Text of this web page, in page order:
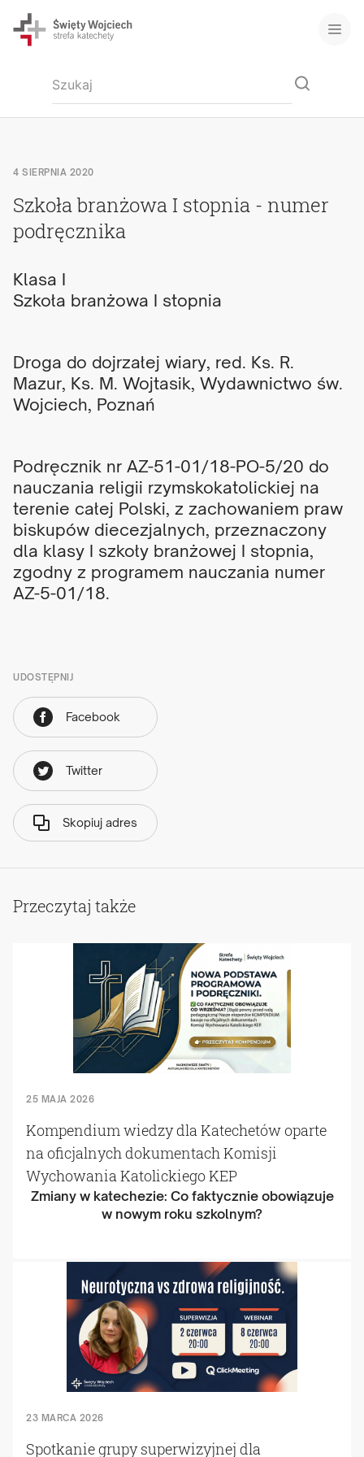
4 SIERPNIA 2020
Szkoła branżowa I stopnia - numer
podręcznika
Klasa I
Szkoła branżowa I stopnia
Droga do dojrzałej wiary, red. Ks. R.
Mazur, Ks. M. Wojtasik, Wydawnictwo św.
Wojciech, Poznań
Podręcznik nr AZ-51-01/18-PO-5/20 do
nauczania religii rzymskokatolickiej na
terenie całej Polski, z zachowaniem praw
biskupów diecezjalnych, przeznaczony
dla klasy I szkoły branżowej I stopnia,
zgodny z programem nauczania numer
AZ-5-01/18.
UDOSTĘPNIJ
Facebook
Twitter
Skopiuj adres
Przeczytaj także
25 MAJA 2026
Kompendium wiedzy dla Katechetów oparte
na oficjalnych dokumentach Komisji
Wychowania Katolickiego KEP
Zmiany w katechezie: Co faktycznie obowiązuje
w nowym roku szkolnym?
23 MARCA 2026
Spotkanie grupy superwizyjnej dla